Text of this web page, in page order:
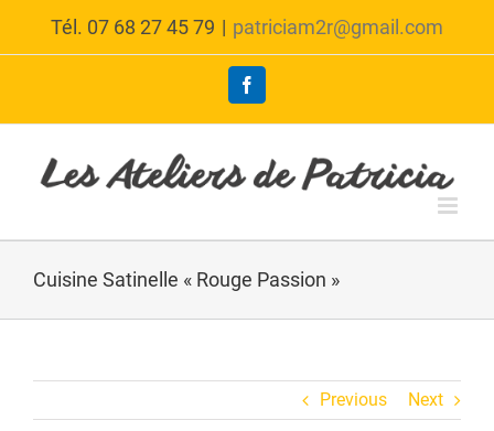
Tél. 07 68 27 45 79 | patriciam2r@gmail.com
Facebook
Cuisine Satinelle « Rouge Passion »
Previous Next